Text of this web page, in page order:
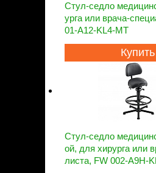
Стул-седло
урга или врача-
01-A12-KL4-MT
Купить
Стул-седло
ой, для хирурга или
листа, FW 002-A9H-